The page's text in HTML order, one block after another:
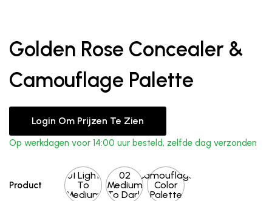
Golden Rose Concealer &
Camouflage Palette
Login Om Prijzen Te Zien
Op werkdagen voor 14:00 uur besteld, zelfde dag verzonden
Product
01 Light
To
Medium
02
Medium
To Dark
Camouflage
Color
Palette